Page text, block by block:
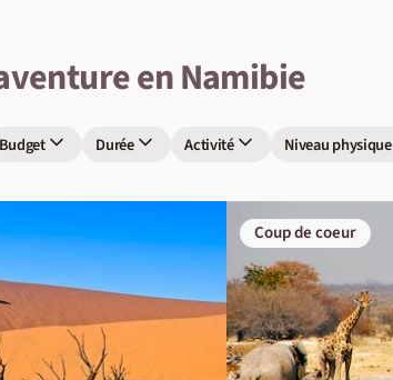
en Namibie
Budget Durée Activité Niveau physique
Coup de coeur